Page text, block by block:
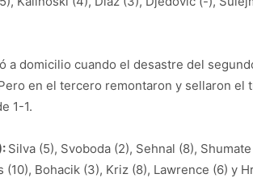
a domicilio cuando el desastre del
en el tercero remontaron y sellaron el
1-1.
Silva (5), Svoboda (2), Sehnal (8),
Bohacik (3), Kriz (8), Lawrence (6) y